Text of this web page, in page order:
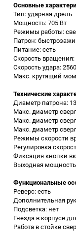
Заточные
Дровоколы
оборудование
Вытяжная
Вибротехника
инструмент
Основные
Тип: ударная дрель
Мощность: 705 Вт
Режимы работы:
Патрон:
Питание: сеть
Скорость
Скорость удара:
Макс. крутящий
Технические
Диаметр патрона:
Макс. диаметр
Макс. диаметр
Макс. диаметр
Режимы скорости
Регулировка
Фиксация кнопки
Выходная
Функциональные
Реверс: есть
Дополнительная
Подсветка: нет
Гнезда в корпусе
Работа в стойке